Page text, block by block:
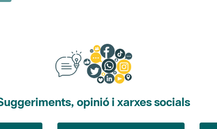
opinió i xarxes socials